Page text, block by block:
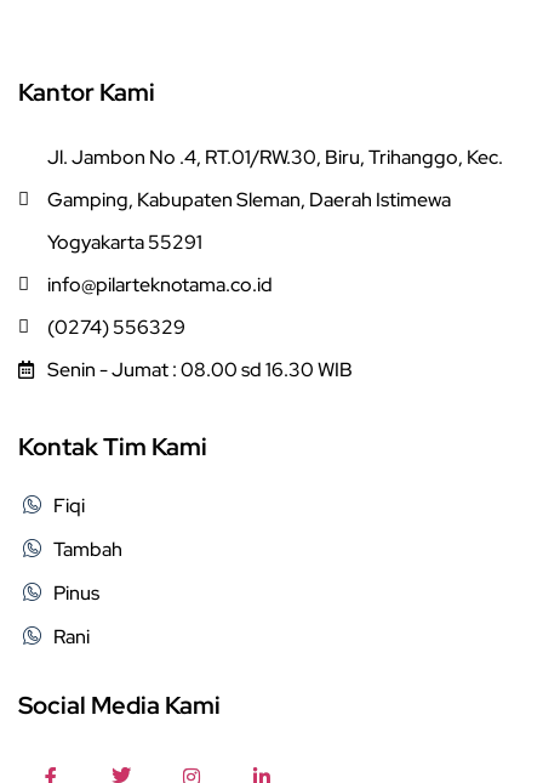
Kantor Kami
Jl. Jambon No .4, RT.01/RW.30, Biru, Trihanggo, Kec.
Gamping, Kabupaten Sleman, Daerah Istimewa
Yogyakarta 55291
info@pilarteknotama.co.id
(0274) 556329
Senin - Jumat : 08.00 sd 16.30 WIB
Kontak Tim Kami
Fiqi
Tambah
Pinus
Rani
Social Media Kami